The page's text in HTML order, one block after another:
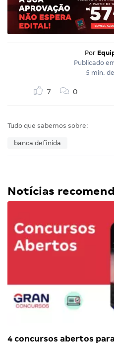
Por
Publicado
5 min.
7 0
Tudo que sabemos sobre:
banca definida
Notícias
4 concursos abertos